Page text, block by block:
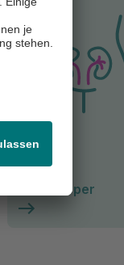
Nieren &
Unterkörper